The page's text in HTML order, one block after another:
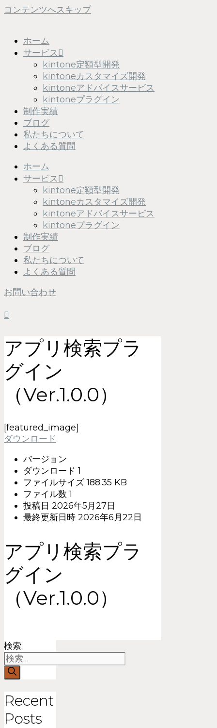
コンテンツへスキップ
ホーム
サービス
kintone定額型開発
kintoneカスタマイズ開発
kintoneアドバイスサービス
kintoneプラグイン
制作実績
ブログ
私たちについて
よくある質問
ホーム
サービス
kintone定額型開発
kintoneカスタマイズ開発
kintoneアドバイスサービス
kintoneプラグイン
制作実績
ブログ
私たちについて
よくある質問
お問い合わせ
アプリ検索プラ
グイン
（Ver.1.0.0）
[featured_image]
ダウンロード
バージョン
ダウンロード1
ファイルサイズ188.35 KB
ファイル数1
投稿日 2026年5月27日
最終更新日時 2026年6月22日
アプリ検索プラ
グイン
（Ver.1.0.0）
検索:
Recent
Posts